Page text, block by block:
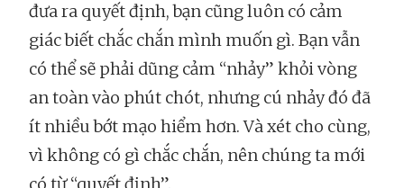
đưa ra quyết định, bạn cũng luôn có cảm
giác biết chắc chắn mình muốn gì. Bạn vẫn
có thể sẽ phải dũng cảm “nhảy” khỏi vòng
an toàn vào phút chót, nhưng cú nhảy đó đã
ít nhiều bớt mạo hiểm hơn. Và xét cho cùng,
vì không có gì chắc chắn, nên chúng ta mới